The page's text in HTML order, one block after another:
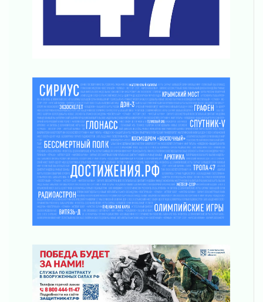
Никакого принуждения, только письменное
04 августа 2026
Важная информация
04 августа 2026
Что делать со сбережениями
04 августа 2026
Награды нашли строителей
03 августа 2026
Ленобласть повышает производительность
труда в ЖКХ
03 августа 2026
Поддержка волонтерских объединений
03 августа 2026
Ладожский мост полностью закроют на два
часа
03 августа 2026
Музеи Ленобласти обновляют пространства
03 августа 2026